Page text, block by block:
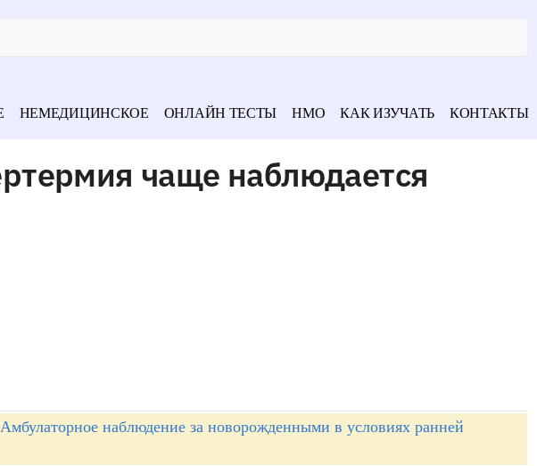
НЕМЕДИЦИНСКОЕ ОНЛАЙН ТЕСТЫ НМО КАК ИЗУЧАТЬ КОНТАКТЫ
чаще наблюдается
Амбулаторное наблюдение за новорожденными в условиях ранней